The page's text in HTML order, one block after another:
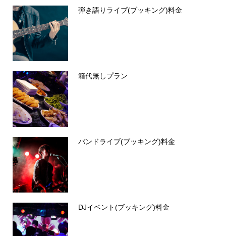
弾き語りライブ(ブッキング)料金
箱代無しプラン
バンドライブ(ブッキング)料金
DJイベント(ブッキング)料金